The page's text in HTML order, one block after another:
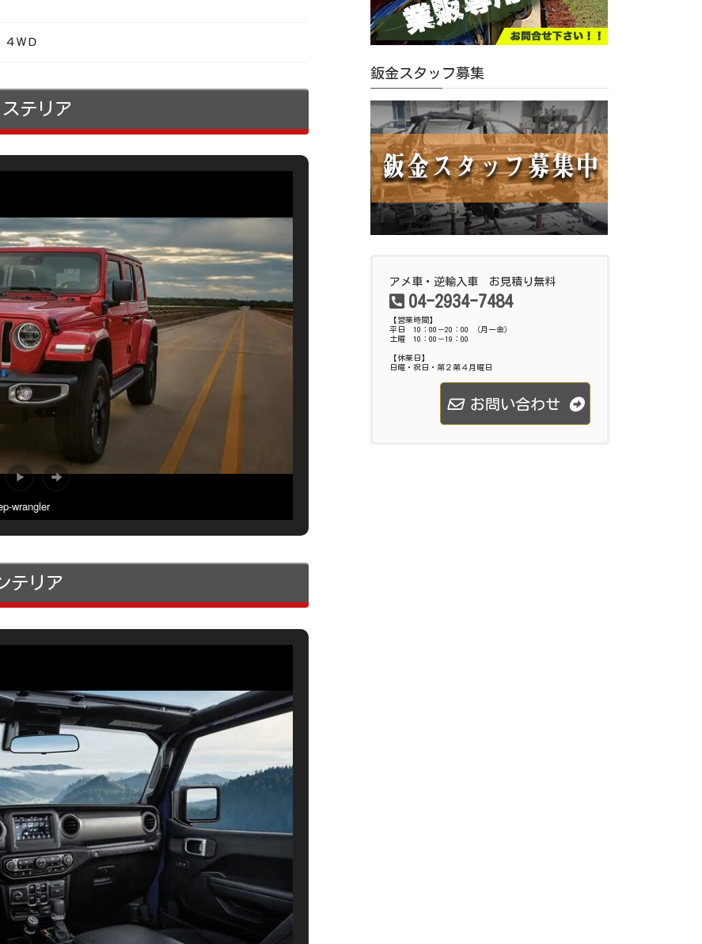
４ＷＤ
テリア
wrangler
テリア
鈑金スタッフ募集
アメ車・逆輸入車 お見積り無料
04-2934-7484
【営業時間】
平日 10：00－20：00 （月ー金）
土曜 10：00－19：00
【休業日】
日曜・祝日・第２第４月曜日
お問い合わせ